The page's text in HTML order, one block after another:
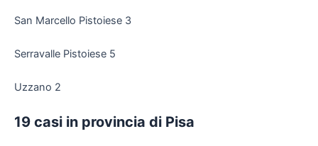
San Marcello Pistoiese 3
Serravalle Pistoiese 5
Uzzano 2
19 casi in provincia di Pisa